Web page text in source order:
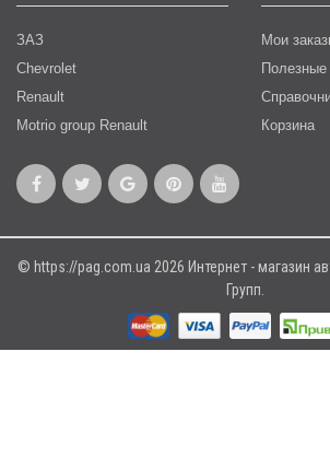
ЗАЗ
Chevrolet
Renault
Motrio group Renault
Мои
Корзина
© https://pag.com.ua 2026 Интернет - магазин
Групп.